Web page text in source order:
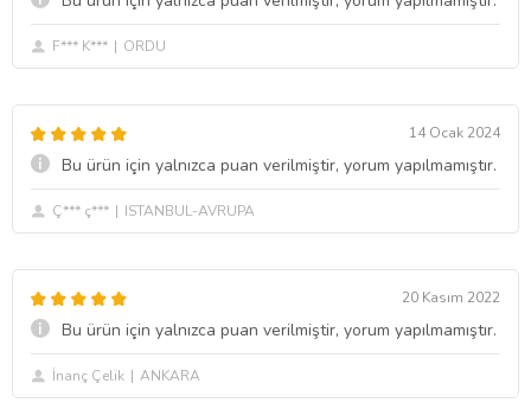
F*** K*** ORDU
14 Ocak 2024
Bu ürün için yalnızca puan verilmiştir, yorum yapılmamıştır.
Ç*** ç*** ISTANBUL-AVRUPA
20 Kasım 2022
Bu ürün için yalnızca puan verilmiştir, yorum yapılmamıştır.
İnanç Çelik ANKARA